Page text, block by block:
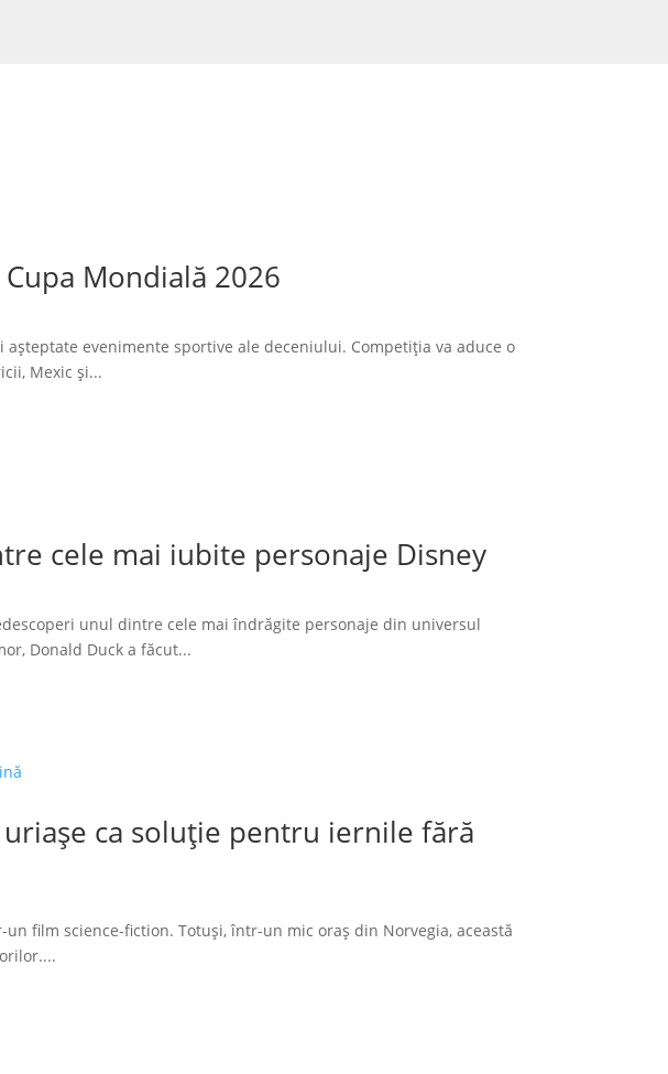
Mondială 2026
evenimente sportive ale deceniului. Competiția va aduce o
Mexic și...
cele mai iubite personaje Disney
unul dintre cele mai îndrăgite personaje din universul
Donald Duck a făcut...
ca soluție pentru iernile fără
film science-fiction. Totuși, într-un mic oraș din Norvegia, această